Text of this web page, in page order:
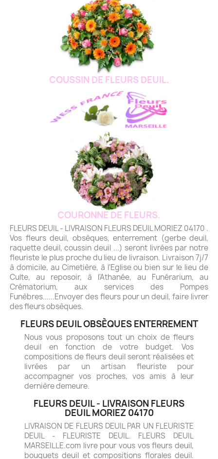
COUSSIN DE FLEURS DEUIL.
COURONNE DE FLEURS.
FLEURS DEUIL - LIVRAISON FLEURS DEUIL MORIEZ 04170 .
Vos fleurs deuil, obsèques, enterrement (gerbe deuil,
raquette deuil, coussin deuil ...) seront livrées par notre
fleuriste le plus proche du lieu de livraison. Livraison 7j/7
à domicile, au Cimetière, à l'Eglise ou bien sur le lieu de
Culte, au reposoir, à l'Athanée, au Funérarium, au
Crématorium, aux services des Pompes
Funèbres......Envoyer des fleurs pour un deuil, faire livrer
des fleurs obsèques.
FLEURS DEUIL OBSÈQUES ENTERREMENT
Nous vous proposons tout un choix de fleurs
deuil en fonction de votre budget. Vos
compositions de fleurs deuil seront réalisées et
livrées par un artisan fleuriste pour
accompagner vos proches, vos amis à leur
dernière demeure.
FLEURS DEUIL - LIVRAISON FLEURS
DEUIL MORIEZ 04170
LIVRAISON DE FLEURS DEUIL PAR UN FLEURISTE
DEUIL - FLEURISTE DEUIL. FLEURS DEUIL
MARSEILLE.com livre pour vous vos fleurs deuil,
bouquets deuil et compositions florales deuil.